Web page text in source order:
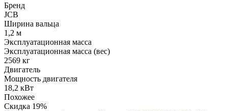
Бренд
JCB
Ширина вальца
1,2 м
Эксплуатационная масса
Эксплуатационная масса (вес)
2569 кг
Двигатель
Мощность двигателя
18,2 кВт
Похожее
Скидка 19%